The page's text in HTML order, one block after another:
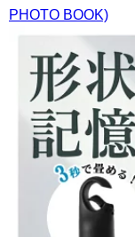
PHOTO BOOK)